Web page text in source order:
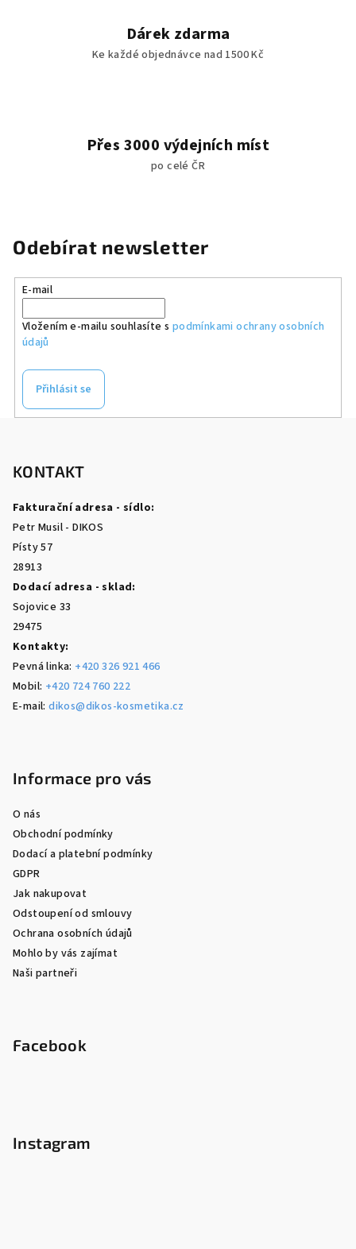
Dárek zdarma
Ke každé objednávce nad 1500 Kč
Přes 3000 výdejních míst
po celé ČR
Odebírat newsletter
E-mail
Vložením e-mailu souhlasíte s podmínkami ochrany osobních
údajů
Přihlásit se
KONTAKT
Fakturační adresa - sídlo:
Petr Musil - DIKOS
Písty 57
28913
Dodací adresa - sklad:
Sojovice 33
29475
Kontakty:
Pevná linka: +420 326 921 466
Mobil: +420 724 760 222
E-mail:dikos@dikos-kosmetika.cz
Informace pro vás
O nás
Obchodní podmínky
Dodací a platební podmínky
GDPR
Jak nakupovat
Odstoupení od smlouvy
Ochrana osobních údajů
Mohlo by vás zajímat
Naši partneři
Facebook
Instagram